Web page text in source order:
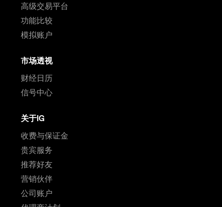
高级交易平台
功能比较
模拟账户
市场透视
财经日历
信号中心
关于IG
收费与保证金
贵宾服务
推荐好友
营销伙伴
公司账户